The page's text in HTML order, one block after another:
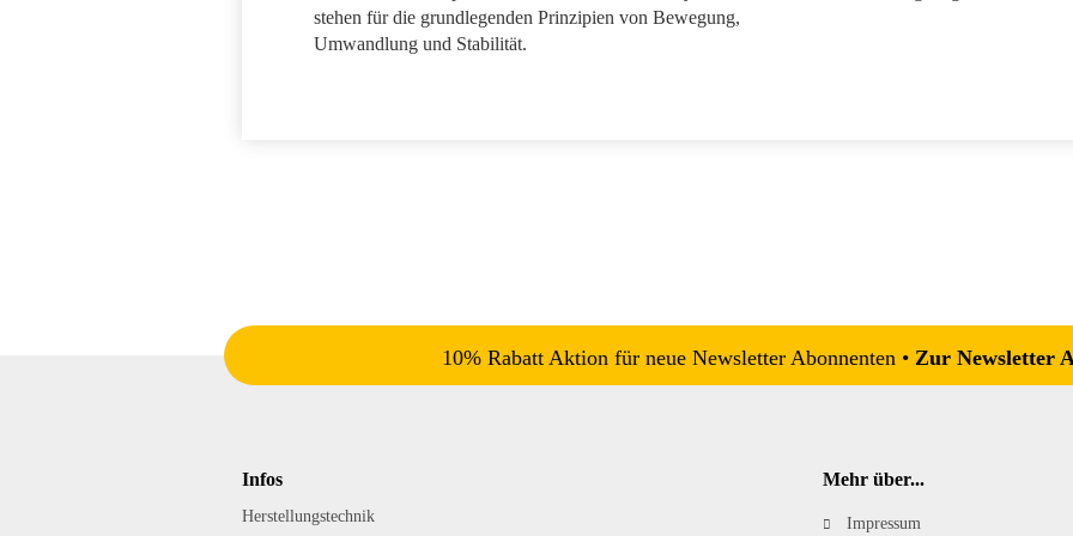
stehen für die grundlegenden Prinzipien von Bewegung,
Umwandlung und Stabilität.
10% Rabatt Aktion für neue Newsletter Abonnenten • Zur Newsletter
Infos
Herstellungstechnik
Mehr über...
Impressum